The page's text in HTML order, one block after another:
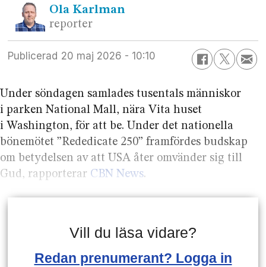
Ola Karlman
reporter
Publicerad 20 maj 2026 - 10:10
Under söndagen samlades tusentals människor
i parken National Mall, nära Vita huset
i Washington, för att be. Under det nationella
böne­mötet ”Rededicate 250” fram­fördes budskap
om betydelsen av att USA åter omvänder sig till
Gud, rapporterar CBN News.
Vill du läsa vidare?
Redan prenumerant? Logga in